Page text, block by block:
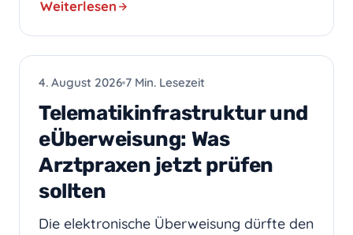
Weiterlesen
PRAXIS-IT
4. August 2026 7 Min. Lesezeit
Telematikinfrastruktur und
eÜberweisung: Was
Arztpraxen jetzt prüfen
sollten
Die elektronische Überweisung dürfte den